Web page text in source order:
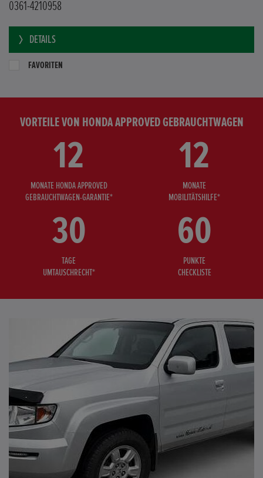
0361-4210958
DETAILS
FAVORITEN
VORTEILE VON HONDA APPROVED GEBRAUCHTWAGEN
12
MONATE HONDA APPROVED
GEBRAUCHTWAGEN-GARANTIE*
12
MONATE
MOBILITÄTSHILFE*
30
TAGE
UMTAUSCHRECHT*
60
PUNKTE
CHECKLISTE